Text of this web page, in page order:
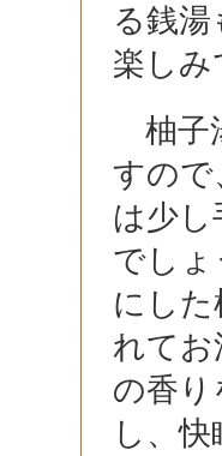
る銭
楽し
柚子
すので
は少
でしょ
にし
れて
の香
し、